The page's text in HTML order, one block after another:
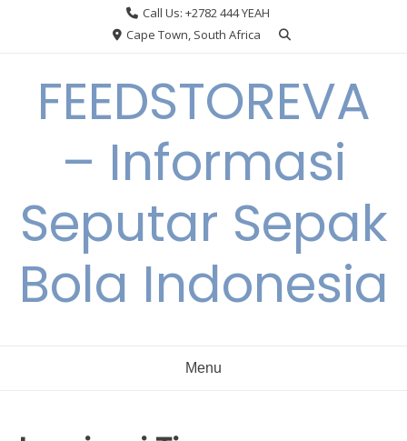
Call Us: +2782 444 YEAH
Cape Town, South Africa
FEEDSTOREVA
– Informasi
Seputar Sepak
Bola Indonesia
Menu